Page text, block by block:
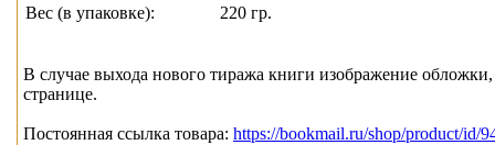
Вес (в упаковке):
220 гр.
В случае выхода нового тиража книги изображение
странице.
Постоянная ссылка товара: https://bookmail.ru/shop/product/id/